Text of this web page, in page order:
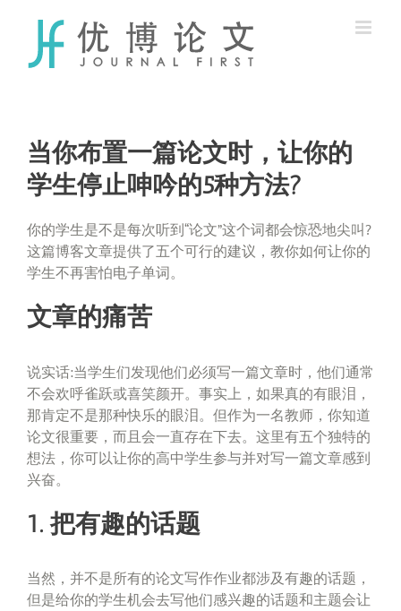
content
当你布置一篇论文时，让你的
学生停止呻吟的5种方法?
你的学生是不是每次听到“论文”这个词都会惊恐地尖叫?
这篇博客文章提供了五个可行的建议，教你如何让你的
学生不再害怕电子单词。
文章的痛苦
说实话:当学生们发现他们必须写一篇文章时，他们通常
不会欢呼雀跃或喜笑颜开。事实上，如果真的有眼泪，
那肯定不是那种快乐的眼泪。但作为一名教师，你知道
论文很重要，而且会一直存在下去。这里有五个独特的
想法，你可以让你的高中学生参与并对写一篇文章感到
兴奋。
1. 把有趣的话题
当然，并不是所有的论文写作作业都涉及有趣的话题，
但是给你的学生机会去写他们感兴趣的话题和主题会让